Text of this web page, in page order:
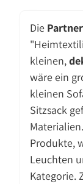
Die
kleinen,
wäre ein
kleinen
Sitzsack
Produkte,
Leuchten
Kategorie.